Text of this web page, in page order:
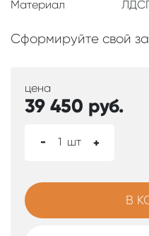
Материал
Сформируйте свой
цена
39 450 руб.
- 1 шт +
В